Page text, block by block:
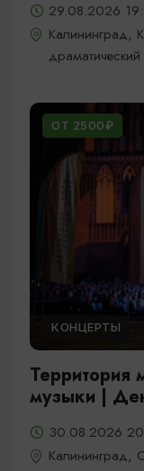
29.08.2026
Калининград,
драматический
ОТ 2500₽
КОНЦЕРТЫ
Территория
музыки |
30.08.2026
Калининград,